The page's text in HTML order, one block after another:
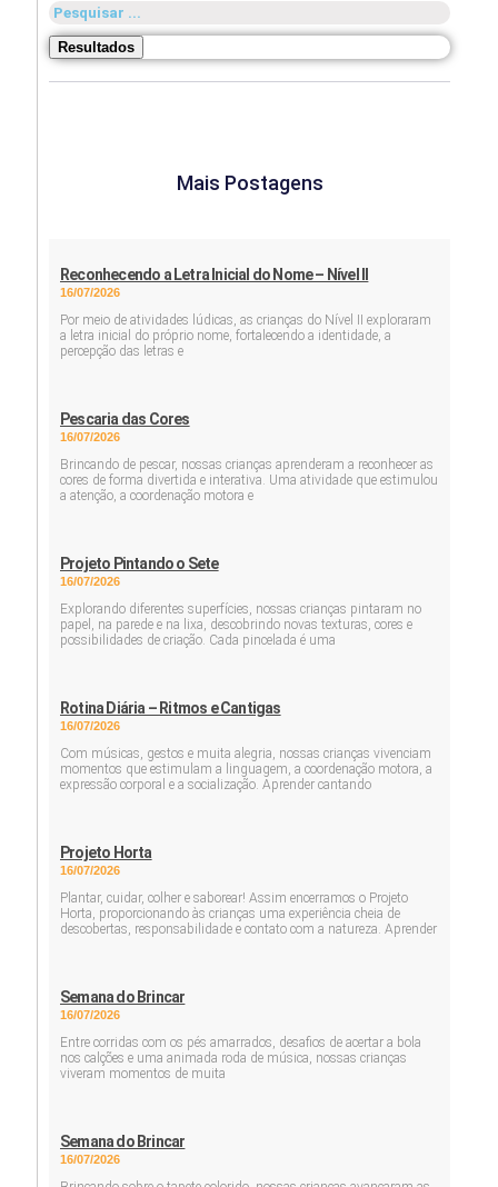
Pesquisar
...
Resultados
Mais Postagens
Reconhecendo a Letra Inicial do Nome – Nível II
16/07/2026
Por meio de atividades lúdicas, as crianças do Nível II exploraram
a letra inicial do próprio nome, fortalecendo a identidade, a
percepção das letras e
Pescaria das Cores
16/07/2026
Brincando de pescar, nossas crianças aprenderam a reconhecer as
cores de forma divertida e interativa. Uma atividade que estimulou
a atenção, a coordenação motora e
Projeto Pintando o Sete
16/07/2026
Explorando diferentes superfícies, nossas crianças pintaram no
papel, na parede e na lixa, descobrindo novas texturas, cores e
possibilidades de criação. Cada pincelada é uma
Rotina Diária – Ritmos e Cantigas
16/07/2026
Com músicas, gestos e muita alegria, nossas crianças vivenciam
momentos que estimulam a linguagem, a coordenação motora, a
expressão corporal e a socialização. Aprender cantando
Projeto Horta
16/07/2026
Plantar, cuidar, colher e saborear! Assim encerramos o Projeto
Horta, proporcionando às crianças uma experiência cheia de
descobertas, responsabilidade e contato com a natureza. Aprender
Semana do Brincar
16/07/2026
Entre corridas com os pés amarrados, desafios de acertar a bola
nos calções e uma animada roda de música, nossas crianças
viveram momentos de muita
Semana do Brincar
16/07/2026